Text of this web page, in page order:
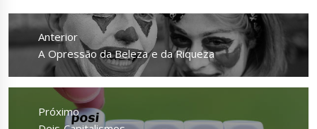
Navegação
de
Post
Anterior
Anterior
A Opressão da Beleza e da Riqueza
Próximo